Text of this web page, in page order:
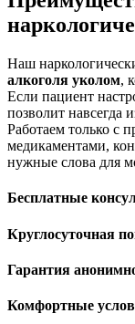
Наш
алкоголя уколом,
Если пациент
позволит навсегда
Работаем только с
медикаментами,
нужные слова для
Бесплатные
Круглосуточная
Гарантия
Комфортные